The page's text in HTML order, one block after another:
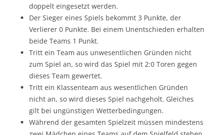
doppelt eingesetzt werden.
Der Sieger eines Spiels bekommt 3 Punkte, der
Verlierer 0 Punkte. Bei einem Unentschieden erhalten
beide Teams 1 Punkt.
Tritt ein Team aus unwesentlichen Gründen nicht
zum Spiel an, so wird das Spiel mit 2:0 Toren gegen
dieses Team gewertet.
Tritt ein Klassenteam aus wesentlichen Gründen
nicht an, so wird dieses Spiel nachgeholt. Gleiches
gilt bei ungünstigen Wetterbedingungen.
Während der gesamten Spielzeit müssen mindestens